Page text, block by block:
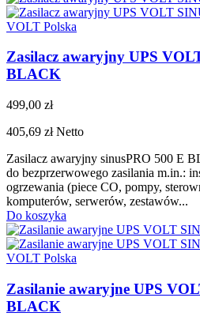
VOLT Polska
Zasilacz awaryjny UPS
BLACK
499,00 zł
405,69 złNetto
Zasilacz awaryjny sinusPRO 500 E
do bezprzerwowego zasilania m.in.:
ogrzewania (piece CO, pompy,
komputerów, serwerów, zestawów...
Do koszyka
VOLT Polska
Zasilanie awaryjne UPS
BLACK